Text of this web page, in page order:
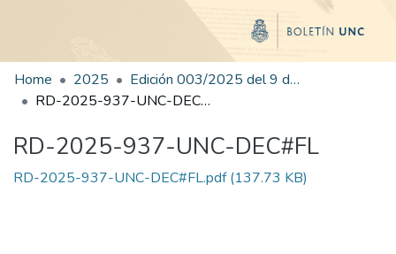
Home 2025
Edición 003/2025 del 9 de junio de 2025
RD-2025-937-UNC-DEC#FL
RD-2025-937-UNC-DEC#FL
RD-2025-937-UNC-DEC#FL.pdf(137.73 KB)